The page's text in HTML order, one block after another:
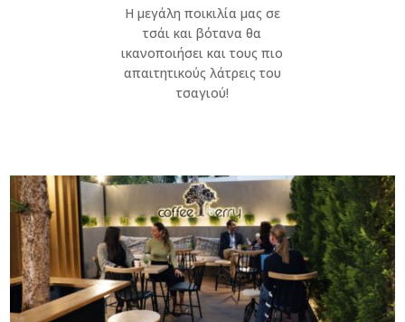
Η μεγάλη ποικιλία μας σε
τσάι και βότανα θα
ικανοποιήσει και τους πιο
απαιτητικούς λάτρεις του
τσαγιού!